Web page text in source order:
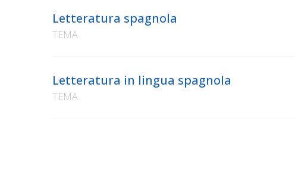
Letteratura spagnola
TEMA
Letteratura in lingua spagnola
TEMA